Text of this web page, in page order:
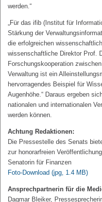
werden.“
„Für das ifib (Institut für
Stärkung der
die erfolgreichen
wissenschaftliche Direktor Prof.
Forschungskooperation
Verwaltung ist ein
hervorragendes Beispiel für
Augenhöhe.“ Daraus ergeben
nationalen und internationalen
werden können.
Achtung Redaktionen:
Die Pressestelle des Senats
zur honorarfreien
Senatorin für Finanzen
Foto-Download (jpg, 1.4 MB)
Ansprechpartnerin für die
Dagmar Bleiker,